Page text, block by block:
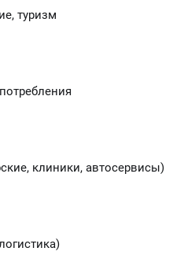
туризм
клиники, автосервисы)